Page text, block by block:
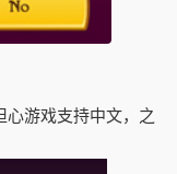
心游戏支持中文，之